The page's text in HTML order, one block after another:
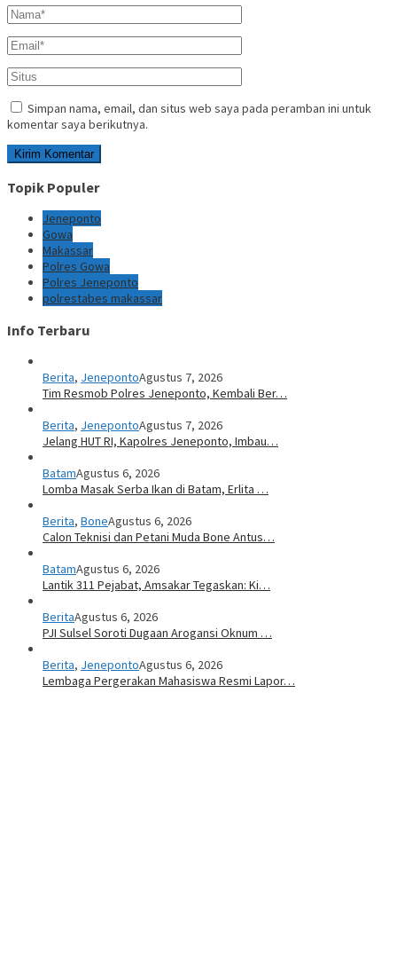
Simpan nama, email, dan situs web saya pada peramban ini untuk
komentar saya berikutnya.
Topik Populer
Jeneponto
Gowa
Makassar
Polres Gowa
Polres Jeneponto
polrestabes makassar
Info Terbaru
Berita, JenepontoAgustus 7, 2026
Tim Resmob Polres Jeneponto, Kembali Ber…
Berita, JenepontoAgustus 7, 2026
Jelang HUT RI, Kapolres Jeneponto, Imbau…
BatamAgustus 6, 2026
Lomba Masak Serba Ikan di Batam, Erlita …
Berita, BoneAgustus 6, 2026
Calon Teknisi dan Petani Muda Bone Antus…
BatamAgustus 6, 2026
Lantik 311 Pejabat, Amsakar Tegaskan: Ki…
BeritaAgustus 6, 2026
PJI Sulsel Soroti Dugaan Arogansi Oknum …
Berita, JenepontoAgustus 6, 2026
Lembaga Pergerakan Mahasiswa Resmi Lapor…